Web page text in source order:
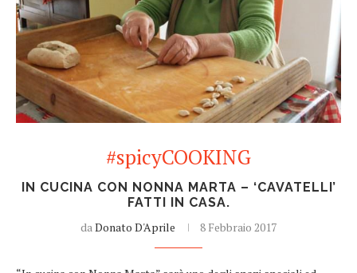
#spicyCOOKING
IN CUCINA CON NONNA MARTA – ‘CAVATELLI’
FATTI IN CASA.
daDonato D'Aprile 8 Febbraio 2017